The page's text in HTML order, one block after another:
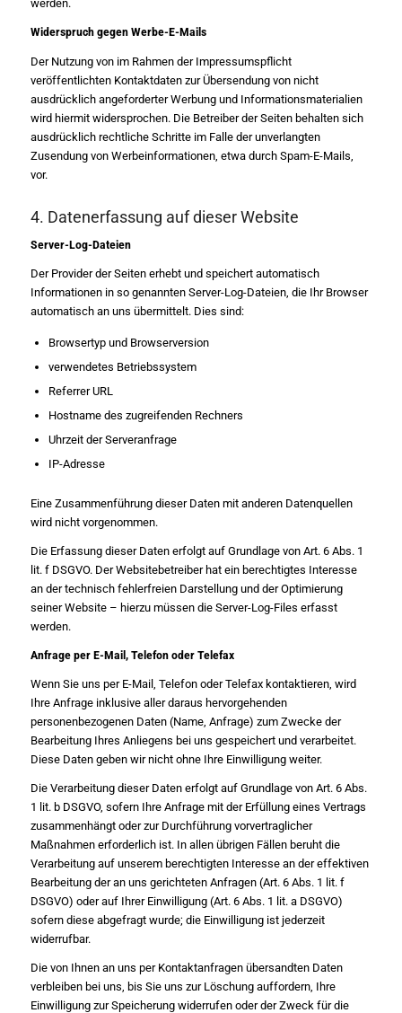
werden.
Widerspruch gegen Werbe-E-Mails
Der Nutzung von im Rahmen der Impressumspflicht
veröffentlichten Kontaktdaten zur Übersendung von nicht
ausdrücklich angeforderter Werbung und Informationsmaterialien
wird hiermit widersprochen. Die Betreiber der Seiten behalten sich
ausdrücklich rechtliche Schritte im Falle der unverlangten
Zusendung von Werbeinformationen, etwa durch Spam-E-Mails,
vor.
4. Datenerfassung auf dieser Website
Server-Log-Dateien
Der Provider der Seiten erhebt und speichert automatisch
Informationen in so genannten Server-Log-Dateien, die Ihr Browser
automatisch an uns übermittelt. Dies sind:
Browsertyp und Browserversion
verwendetes Betriebssystem
Referrer URL
Hostname des zugreifenden Rechners
Uhrzeit der Serveranfrage
IP-Adresse
Eine Zusammenführung dieser Daten mit anderen Datenquellen
wird nicht vorgenommen.
Die Erfassung dieser Daten erfolgt auf Grundlage von Art. 6 Abs. 1
lit. f DSGVO. Der Websitebetreiber hat ein berechtigtes Interesse
an der technisch fehlerfreien Darstellung und der Optimierung
seiner Website – hierzu müssen die Server-Log-Files erfasst
werden.
Anfrage per E-Mail, Telefon oder Telefax
Wenn Sie uns per E-Mail, Telefon oder Telefax kontaktieren, wird
Ihre Anfrage inklusive aller daraus hervorgehenden
personenbezogenen Daten (Name, Anfrage) zum Zwecke der
Bearbeitung Ihres Anliegens bei uns gespeichert und verarbeitet.
Diese Daten geben wir nicht ohne Ihre Einwilligung weiter.
Die Verarbeitung dieser Daten erfolgt auf Grundlage von Art. 6 Abs.
1 lit. b DSGVO, sofern Ihre Anfrage mit der Erfüllung eines Vertrags
zusammenhängt oder zur Durchführung vorvertraglicher
Maßnahmen erforderlich ist. In allen übrigen Fällen beruht die
Verarbeitung auf unserem berechtigten Interesse an der effektiven
Bearbeitung der an uns gerichteten Anfragen (Art. 6 Abs. 1 lit. f
DSGVO) oder auf Ihrer Einwilligung (Art. 6 Abs. 1 lit. a DSGVO)
sofern diese abgefragt wurde; die Einwilligung ist jederzeit
widerrufbar.
Die von Ihnen an uns per Kontaktanfragen übersandten Daten
verbleiben bei uns, bis Sie uns zur Löschung auffordern, Ihre
Einwilligung zur Speicherung widerrufen oder der Zweck für die